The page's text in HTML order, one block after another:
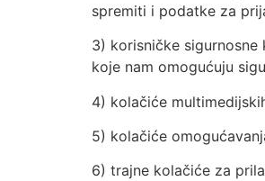
spremiti i podatke za
3) korisničke
koje nam omogućuju
4) kolačiće
5) kolačiće
6) trajne kolačiće za